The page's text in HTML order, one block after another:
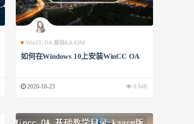
WinCC OA 基础KAASM
如何在Windows 10上安装WinCC OA
2020-10-23 9.94K